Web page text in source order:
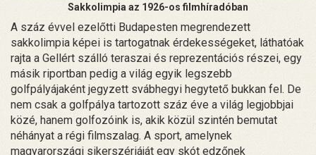
Sakkolimpia az 1926-os filmhíradóban
A száz évvel ezelőtti Budapesten megrendezett
sakkolimpia képei is tartogatnak érdekességeket, láthatóak
rajta a Gellért szálló teraszai és reprezentációs részei, egy
másik riportban pedig a világ egyik legszebb
golfpályájaként jegyzett svábhegyi hegytető bukkan fel. De
nem csak a golfpálya tartozott száz éve a világ legjobbjai
közé, hanem golfozóink is, akik közül szintén bemutat
néhányat a régi filmszalag. A sport, amelynek
magyarországi sikerszériáját egy skót edzőnek